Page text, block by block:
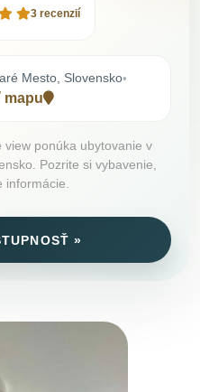
3 recenzií
Mesto, Slovensko•
mapu
view ponúka ubytovanie v
Pozrite si vybavenie,
informácie.
»